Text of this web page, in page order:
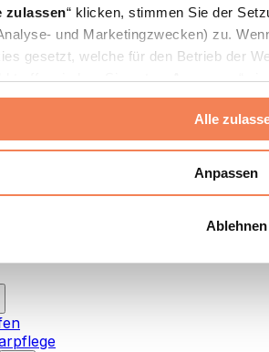
zulassen“ klicken, stimmen Sie der
und Marketingzwecken) zu.
gesetzt, welche für den Betrieb der
treffen, indem Sie unter „Anpassen“
über die Verarbeitung Ihrer Daten
Datenschutzerklärung
Alle
Anpassen
Ablehnen